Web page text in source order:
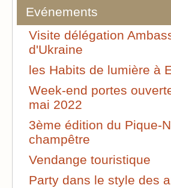
Evénements
Visite délégation
d'Ukraine
les Habits de lumière à
Week-end portes
mai 2022
3ème édition du Pique-
champêtre
Vendange touristique
Party dans le style des